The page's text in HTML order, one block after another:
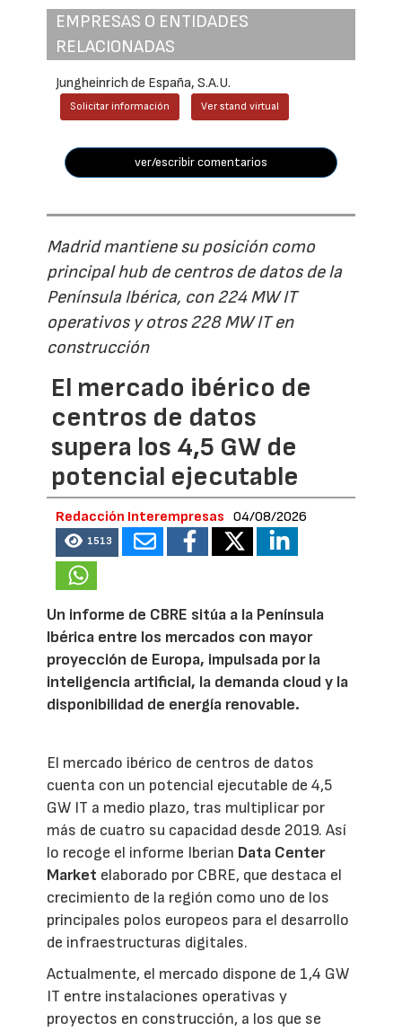
EMPRESAS O ENTIDADES
RELACIONADAS
Jungheinrich de España, S.A.U.
Solicitar información Ver stand virtual
ver/escribir comentarios
Madrid mantiene su posición como
principal hub de centros de datos de la
Península Ibérica, con 224 MW IT
operativos y otros 228 MW IT en
construcción
El mercado ibérico de
centros de datos
supera los 4,5 GW de
potencial ejecutable
Redacción Interempresas 04/08/2026
1513
Un informe de CBRE sitúa a la Península
Ibérica entre los mercados con mayor
proyección de Europa, impulsada por la
inteligencia artificial, la demanda cloud y la
disponibilidad de energía renovable.
El mercado ibérico de centros de datos
cuenta con un potencial ejecutable de 4,5
GW IT a medio plazo, tras multiplicar por
más de cuatro su capacidad desde 2019. Así
lo recoge el informe Iberian Data Center
Market elaborado por CBRE, que destaca el
crecimiento de la región como uno de los
principales polos europeos para el desarrollo
de infraestructuras digitales.
Actualmente, el mercado dispone de 1,4 GW
IT entre instalaciones operativas y
proyectos en construcción, a los que se